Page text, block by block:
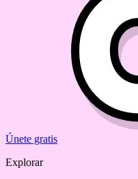
Únete gratis
Explorar